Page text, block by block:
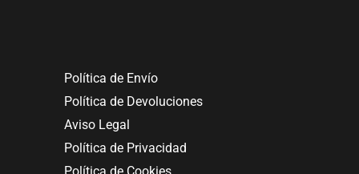
Política de Envío
Política de Devoluciones
Aviso Legal
Política de Privacidad